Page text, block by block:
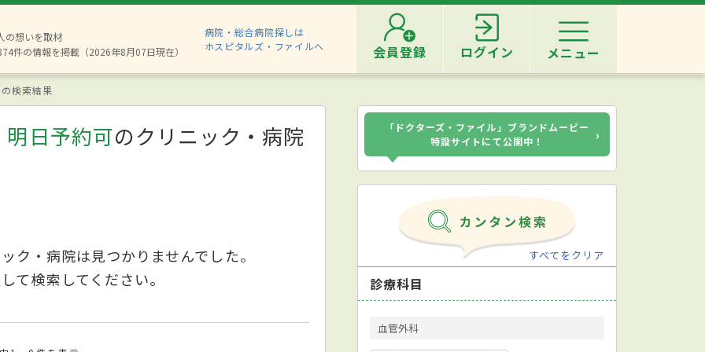
の想いを取材
件の情報を掲載（2026年8月07日現在）
病院・総合病院探しは
ホスピタルズ・ファイルへ
会員登録 ログイン メニュー
検索結果
日予約可のクリニック・病院
ク・病院は見つかりませんでした。
て検索してください。
「ドクターズ・ファイル」ブランドムービー
特設サイトにて公開中！
›
すべてをクリア
診療科目
血管外科